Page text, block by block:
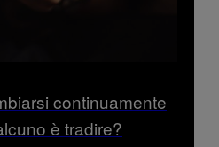
continuamente
è tradire?